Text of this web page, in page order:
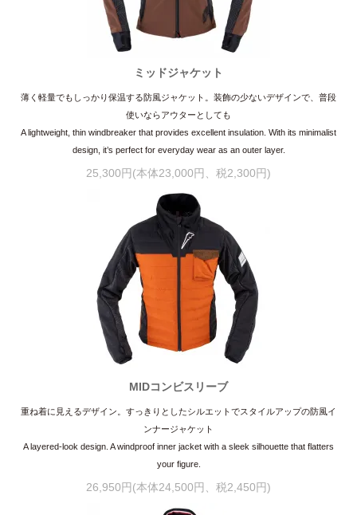
ミッドジャケット
薄く軽量でもしっかり保温する防風ジャケット。装飾の少ないデザインで、普段
使いならアウターとしても
A lightweight, thin windbreaker that provides excellent insulation. With its minimalist
design, it’s perfect for everyday wear as an outer layer.
25,300円(本体23,000円、税2,300円)
MIDコンビスリーブ
重ね着に見えるデザイン。すっきりとしたシルエットでスタイルアップの防風イ
ンナージャケット
A layered-look design. A windproof inner jacket with a sleek silhouette that flatters
your figure.
26,950円(本体24,500円、税2,450円)